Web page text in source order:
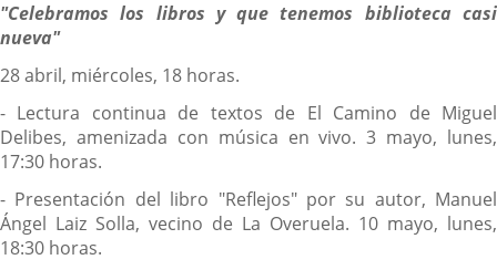
"Celebramos los libros y que tenemos biblioteca casi
nueva"
28 abril, miércoles, 18 horas.
- Lectura continua de textos de El Camino de Miguel
Delibes, amenizada con música en vivo. 3 mayo, lunes,
17:30 horas.
- Presentación del libro "Reflejos" por su autor, Manuel
Ángel Laiz Solla, vecino de La Overuela. 10 mayo, lunes,
18:30 horas.